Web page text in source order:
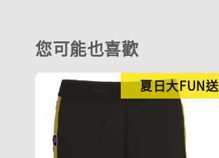
您可能也喜歡
夏日大FUN送